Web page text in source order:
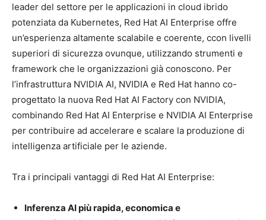
leader del settore per le applicazioni in cloud ibrido
potenziata da Kubernetes, Red Hat AI Enterprise offre
un’esperienza altamente scalabile e coerente, ccon livelli
superiori di sicurezza ovunque, utilizzando strumenti e
framework che le organizzazioni già conoscono. Per
l’infrastruttura NVIDIA AI, NVIDIA e Red Hat hanno co-
progettato la nuova Red Hat AI Factory con NVIDIA,
combinando Red Hat AI Enterprise e NVIDIA AI Enterprise
per contribuire ad accelerare e scalare la produzione di
intelligenza artificiale per le aziende.
Tra i principali vantaggi di Red Hat AI Enterprise:
Inferenza AI più rapida, economica e